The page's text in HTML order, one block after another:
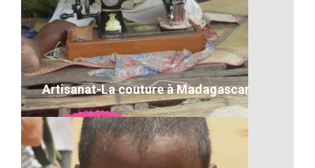
La pureté d’une fleur bleu
VOIR LE DÉTAIL
Artisanat-La couture à Madagascar